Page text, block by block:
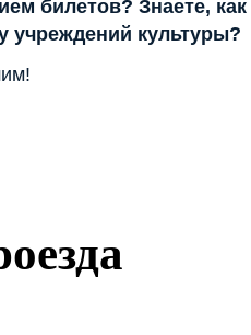
билетов? Знаете, как
учреждений культуры?